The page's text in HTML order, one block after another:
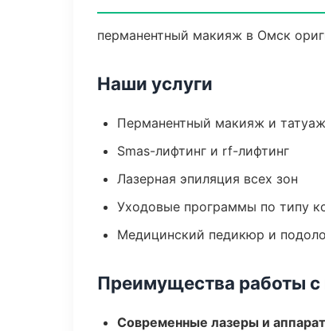
перманентный макияж в Омск
Наши услуги
Перманентный макияж и татуаж
Smas-лифтинг и rf-лифтинг
Лазерная эпиляция всех зон
Уходовые программы по типу
Медицинский педикюр и
Преимущества работы с
Современные лазеры и